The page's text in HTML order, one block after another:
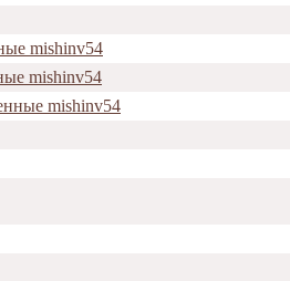
mishinv54
mishinv54
mishinv54